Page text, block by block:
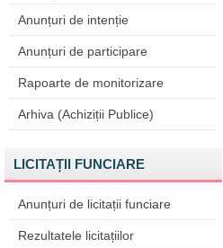
Anunțuri de intenție
Anunțuri de participare
Rapoarte de monitorizare
Arhiva (Achiziții Publice)
LICITAȚII FUNCIARE
Anunțuri de licitații funciare
Rezultatele licitațiilor